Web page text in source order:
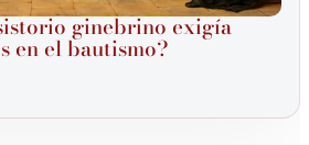
ginebrino exigía
en el bautismo?